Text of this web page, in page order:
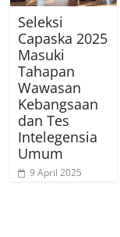
Seleksi
Capaska 2025
Masuki
Tahapan
Wawasan
Kebangsaan
dan Tes
Intelegensia
Umum
9 April 2025